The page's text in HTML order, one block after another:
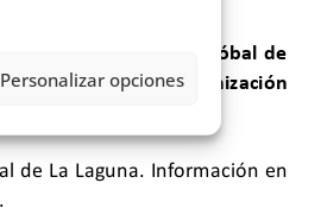
Personalizar opciones